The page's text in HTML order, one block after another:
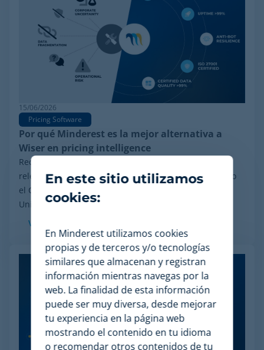
15/06/2026
Pricing Software
Por qué Minderest es la mejor alternativa a
Wiser en pricing intelligence
Recientemente, ha trascendido en el sector un hito
relevante: el proceso de reorganización financiera bajo
el Chapter 11 iniciado por Wiser Solutions en Estados
Unidos. Aunque esta medida no implica...
Ver más
En este sitio utilizamos
cookies:
En Minderest utilizamos cookies
propias y de terceros y/o tecnologías
similares que almacenan y registran
información mientras navegas por la
web. La finalidad de esta información
puede ser muy diversa, desde mejorar
tu experiencia en la página web
mostrando el contenido en tu idioma
o recomendar otros contenidos de tu